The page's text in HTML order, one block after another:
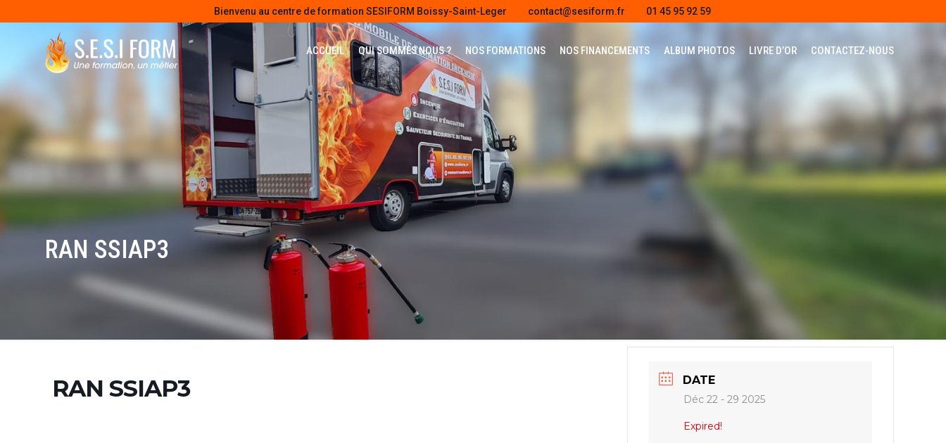
Bienvenu au centre de formation SESIFORM Boissy-Saint-Leger contact@sesiform.fr 01 45 95 92 59
ACCUEIL QUI SOMMES NOUS ? NOS FORMATIONS NOS FINANCEMENTS ALBUM PHOTOS LIVRE D’OR CONTACTEZ-NOUS
RAN SSIAP3
RAN SSIAP3 DATE
Déc 22 - 29 2025
Expired!